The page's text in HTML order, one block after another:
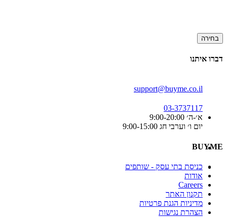
בחירה
דברו איתנו
support@buyme.co.il
03-3737117
א׳-ה׳ 9:00-20:00
יום ו׳ וערבי חג 9:00-15:00
BUYME
כניסת בתי עסק - שותפים
אודות
Careers
תקנון האתר
מדיניות הגנת פרטיות
הצהרת נגישות